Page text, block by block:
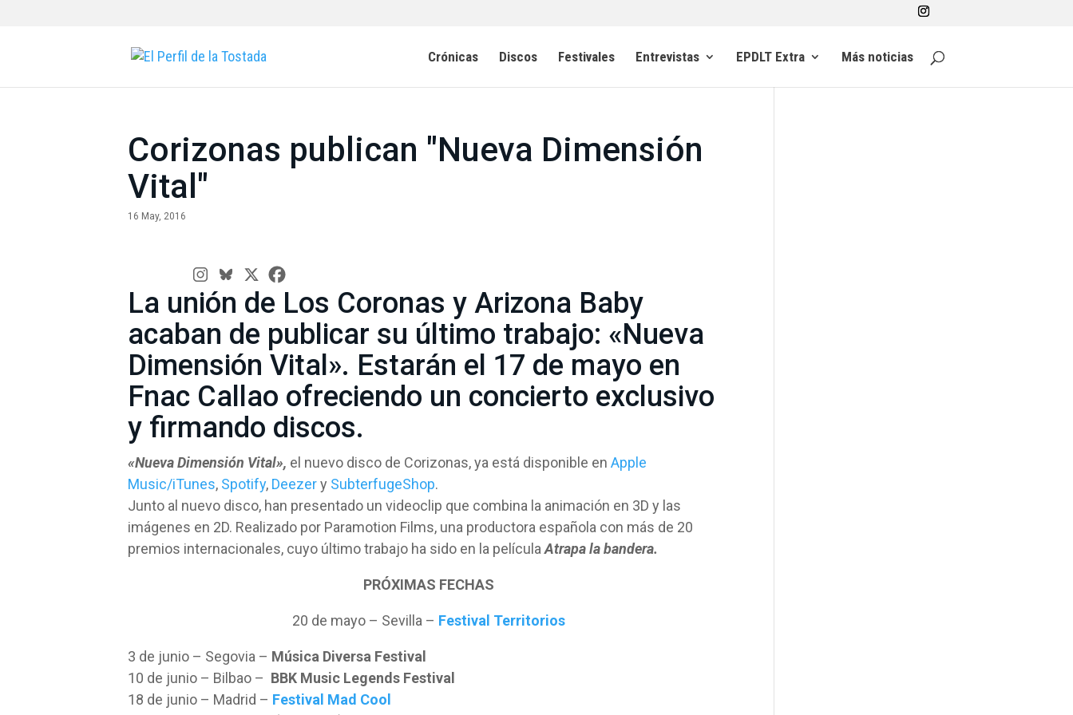
Crónicas Discos Festivales Entrevistas EPDLT Extra Más noticias
Corizonas publican "Nueva Dimensión
Vital"
16 May, 2016
La unión de Los Coronas y Arizona Baby
acaban de publicar su último trabajo: «Nueva
Dimensión Vital». Estarán el 17 de mayo en
Fnac Callao ofreciendo un concierto exclusivo
y firmando discos.
«Nueva Dimensión Vital», el nuevo disco de Corizonas, ya está disponible en Apple
Music/iTunes, Spotify, Deezery SubterfugeShop.
Junto al nuevo disco, han presentado un videoclip que combina la animación en 3D y las
imágenes en 2D. Realizado por Paramotion Films, una productora española con más de 20
premios internacionales, cuyo último trabajo ha sido en la película Atrapa la bandera.
PRÓXIMAS FECHAS
20 de mayo – Sevilla – Festival Territorios
3 de junio – Segovia – Música Diversa Festival
10 de junio – Bilbao – BBK Music Legends Festival
18 de junio – Madrid – Festival Mad Cool